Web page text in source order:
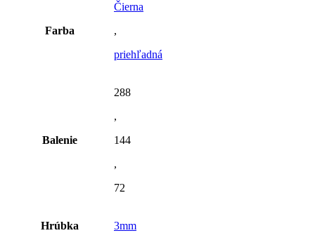
Farba
Čierna
,
priehľadná
Balenie
288
,
144
,
72
Hrúbka 3mm